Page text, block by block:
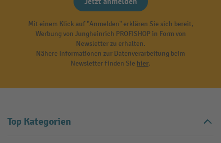
Mit einem Klick auf "Anmelden" erklären Sie sich bereit,
Werbung von Jungheinrich PROFISHOP in Form von
Newsletter zu erhalten.
Nähere Informationen zur Datenverarbeitung beim
Newsletter finden Sie hier.
Top Kategorien